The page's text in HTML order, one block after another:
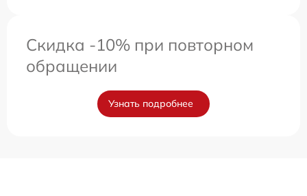
Скидка -10% при повторном
обращении
Узнать подробнее